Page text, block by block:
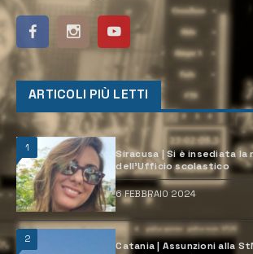
ARTICOLI PIÙ LETTI
1
Siracusa | Si è insediata
dell’Ufficio scolastico
6 FEBBRAIO 2024
2
Catania | Assunzioni alla